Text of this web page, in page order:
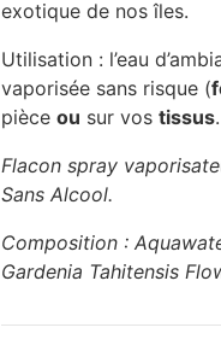
exotique de nos îles.
Utilisation : l’eau
vaporisée sans risque (
pièce ou sur vos tissus.
Flacon spray
Sans Alcool.
Composition :
Gardenia Tahitensis